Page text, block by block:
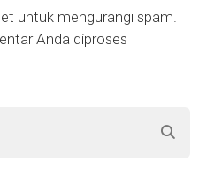
untuk mengurangi spam.
Anda diproses